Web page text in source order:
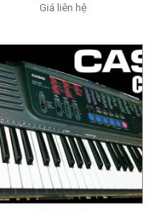
Giá liên hệ